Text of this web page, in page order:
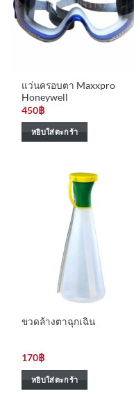
แว่นครอบตา Maxxpro
Honeywell
450฿
หยิบใส่ตะกร้า
ขวดล้างตาฉุกเฉิน
170฿
หยิบใส่ตะกร้า